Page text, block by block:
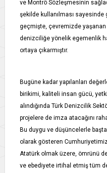
ve Montrö Sözleşmesinin
şekilde kullanılması sayesinde
geçmişte, çevremizde
denizciliğe yönelik egemenlik
ortaya çıkarmıştır.
Bugüne kadar yapılanları
birikimi, kaliteli insan gücü,
alındığında Türk Denizcilik
projelere de imza atacağını
Bu duygu ve düşüncelerle
olarak gösteren
Atatürk olmak üzere, ömrünü
ve ebediyete irtihal etmiş tüm